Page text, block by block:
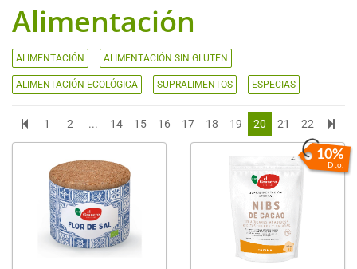
Alimentación
ALIMENTACIÓN ALIMENTACIÓN SIN GLUTEN
ALIMENTACIÓN ECOLÓGICA SUPRALIMENTOS ESPECIAS
1 2 ... 14 15 16 17 18 19 20 21 22
10%
Dto.